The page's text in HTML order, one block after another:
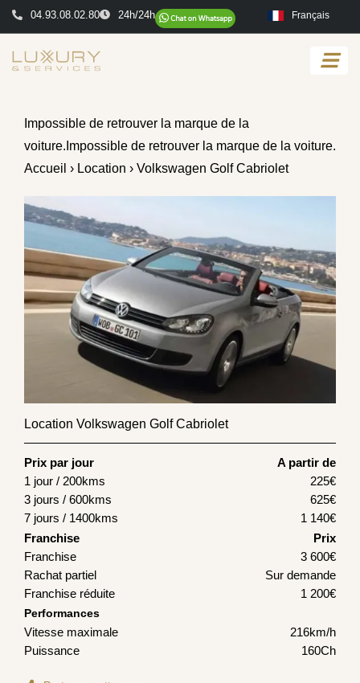
04.93.08.02.80 24h/24h Français
Impossible de retrouver la marque de la
voiture.Impossible de retrouver la marque de la voiture.
Accueil › Location › Volkswagen Golf Cabriolet
Location Volkswagen Golf Cabriolet
Prix par jour
A partir de
1 jour / 200kms
225€
3 jours / 600kms
625€
7 jours / 1400kms
1 140€
Franchise
Prix
Franchise
3 600€
Rachat partiel
Sur demande
Franchise réduite
1 200€
Performances
Vitesse maximale
216km/h
Puissance
160Ch